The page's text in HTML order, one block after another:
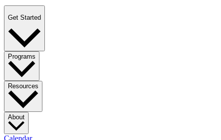
Get Started​​​​‌ ‍ ​‍​‍‌‍ ‌ ​‍‌‍‍‌‌‍‌ ‌‍‍‌‌‍ ‍​‍​‍​ ‍‍​‍​‍‌ ​ ‌‍​‌‌‍ ‍‌‍‍‌‌ ‌​‌ ‍‌​‍ ‍‌‍‍‌‌‍ ​‍​‍​‍ ​​‍​‍‌‍‍​‌ ​‍‌‍‌‌‌‍‌‍​‍​‍​ ‍‍​‍​‍‌‍‍​‌ ‌​‌ ‌​‌ ​​​ ‍‍​‍ ​‍ ‌‍ ​‌‍ ‌‍​ ‌‍​‌‌‍ ​‌‍‍​‌‍ ‌ ​ ‌ ‌​​ ‍‍​ ​ ​ ​ ​ ​ ​ ​ ​‍ ‌‍‍‌‌‍ ‍‌ ‌​‌‍‌‌‌‍ ‍‌ ‌​​‍ ‌‍‌‌‌‍‌​‌‍‍‌‌ ‌​​‍ ‌‍ ‌‌‍ ‌‍‌​‌‍‌‌​ ‌‌ ​​‌ ​‍‌‍‌‌‌ ​ ‌‍‌‌‌‍ ‍‌ ‌​‌‍​‌‌ ‌​‌‍‍‌‌‍ ‌‍ ‍​ ‍ ‌‍‍‌‌‍‌​​ ‌‌ ​ ‌‍‍‌‌ ‌​‌‍‌‌‌​‍​‌‍‌‌‌‍​‌‌‍‌​‌‍‌‌‌ ​‍​ ‍ ‌ ‌​‌ ‍‌‌ ​​‌‍‌‌​ ‌‌‍‍​‌‍‌‌‌‍​‌‌‍‌​‌‍‌‌‌ ​‍​ ‍ ‌ ​​‌‍​‌‌ ‌​‌‍‍​​ ‌‌‍‌ ‌‍‌‌‌ ‌​‌‌​ ‌ ‌​‌‍​‌‌ ​‍‌ ‌​‌‍‌‌‌‍‌​‌​ ‌‌‍‌‌‌‍ ‍‌ ‌‌​‍ ‍‌‍​‍‌ ‌​‌‍ ‍‌‌‌​‌‍‌‌‌ ‍​‌ ‌​​ ‌‍​‍‌‍​‌‌ ​ ‌‍‌‌‌‌‌‌‌ ​‍‌‍ ​​ ‌‌‍‍​‌ ‌​‌ ‌​‌ ​​​‍‌‌​ ​ ‌​​‌​‍‌‌​ ​‍‌​‌‍​‍‌‌​ ​‍‌​‌‍‌‍ ​‌‍ ‌‍​ ‌‍​‌‌‍ ​‌‍‍​‌‍ ‌ ​ ‌ ‌​​‍‌‌​ ​ ‌​​‌​ ​ ​ ​ ​ ​ ​ ​ ​‍‌‍‌‍‍‌‌‍‌​​ ‌‌ ​ ‌‍‍‌‌ ‌​‌‍‌‌‌​‍​‌‍‌‌‌‍​‌‌‍‌​‌‍‌‌‌ ​‍​‍‌‍‌ ‌​‌ ‍‌‌ ​​‌‍‌‌​ ‌‌‍‍​‌‍‌‌‌‍​‌‌‍‌​‌‍‌‌‌ ​‍​‍‌‍‌ ​​‌‍​‌‌ ‌​‌‍‍​​ ‌‌‍‌ ‌‍‌‌‌ ‌​‌‌​ ‌ ‌​‌‍​‌‌ ​‍‌ ‌​‌‍‌‌‌‍‌​‌​ ‌‌‍‌‌‌‍ ‍‌ ‌‌​‍ ‍‌‍​‍‌ ‌​‌‍ ‍‌‌‌​‌‍‌‌‌ ‍​‌ ‌​​‍‌‍‌ ​​‌‍‌‌‌ ​‍‌ ​ ‌ ​​‌‍‌‌‌‍​ ‌ ‌​‌‍‍‌‌ ‌‍‌‍‌‌​ ‌‌ ​​‌ ‌‌‌‍​‍‌‍ ​‌‍‍‌‌ ​ ‌‍‍​‌‍‌‌‌‍‌​​‍​‍‌ ‌
Programs​​​​‌ ‍ ​‍​‍‌‍ ‌ ​‍‌‍‍‌‌‍‌ ‌‍‍‌‌‍ ‍​‍​‍​ ‍‍​‍​‍‌ ​ ‌‍​‌‌‍ ‍‌‍‍‌‌ ‌​‌ ‍‌​‍ ‍‌‍‍‌‌‍ ​‍​‍​‍ ​​‍​‍‌‍‍​‌ ​‍‌‍‌‌‌‍‌‍​‍​‍​ ‍‍​‍​‍‌‍‍​‌ ‌​‌ ‌​‌ ​​​ ‍‍​‍ ​‍ ‌‍ ​‌‍ ‌‍​ ‌‍​‌‌‍ ​‌‍‍​‌‍ ‌ ​ ‌ ‌​​ ‍‍​ ​ ​ ​ ​ ​ ​ ​ ​‍ ‌‍‍‌‌‍ ‍‌ ‌​‌‍‌‌‌‍ ‍‌ ‌​​‍ ‌‍‌‌‌‍‌​‌‍‍‌‌ ‌​​‍ ‌‍ ‌‌‍ ‌‍‌​‌‍‌‌​ ‌‌ ​​‌ ​‍‌‍‌‌‌ ​ ‌‍‌‌‌‍ ‍‌ ‌​‌‍​‌‌ ‌​‌‍‍‌‌‍ ‌‍ ‍​ ‍ ‌‍‍‌‌‍‌​​ ‌‌ ​ ‌‍‍‌‌ ‌​‌‍‌‌‌​‍​‌‍‌‌‌‍​‌‌‍‌​‌‍‌‌‌ ​‍​ ‍ ‌ ‌​‌ ‍‌‌ ​​‌‍‌‌​ ‌‌‍‍​‌‍‌‌‌‍​‌‌‍‌​‌‍‌‌‌ ​‍​ ‍ ‌ ​​‌‍​‌‌ ‌​‌‍‍​​ ‌‌‍ ​‌‍‌‌‌‍‌‍‌ ‌​‌​ ‌‌‍‌‌‌‍ ‍‌ ‌‌‌ ​ ​‍‌‌​ ‌‌‌​​‍‌‌ ‌‍‍ ‌‍‌‌‌ ‍‌​‍‌‌​ ​ ‌​‌​​‍‌‌​ ​ ‌​‌​​‍‌‌​ ​‍​ ​‍​ ​ ‌‍‌​​ ‌​​ ​‌‌‍‌‌​ ‌​​ ​​​ ‌​‌‍‌‌‌‍‌​​ ​​​ ​​​‍‌‌​ ​‍​ ​‍​‍‌‌​ ‌‌‌​‌​​‍ ‍‌ ‌​‌‍‌‌‌ ‍​‌ ‌​​ ‌‍​‍‌‍​‌‌ ​ ‌‍‌‌‌‌‌‌‌ ​‍‌‍ ​​ ‌‌‍‍​‌ ‌​‌ ‌​‌ ​​​‍‌‌​ ​ ‌​​‌​‍‌‌​ ​‍‌​‌‍​‍‌‌​ ​‍‌​‌‍‌‍ ​‌‍ ‌‍​ ‌‍​‌‌‍ ​‌‍‍​‌‍ ‌ ​ ‌ ‌​​‍‌‌​ ​ ‌​​‌​ ​ ​ ​ ​ ​ ​ ​ ​‍‌‍‌‍‍‌‌‍‌​​ ‌‌ ​ ‌‍‍‌‌ ‌​‌‍‌‌‌​‍​‌‍‌‌‌‍​‌‌‍‌​‌‍‌‌‌ ​‍​‍‌‍‌ ‌​‌ ‍‌‌ ​​‌‍‌‌​ ‌‌‍‍​‌‍‌‌‌‍​‌‌‍‌​‌‍‌‌‌ ​‍​‍‌‍‌ ​​‌‍​‌‌ ‌​‌‍‍​​ ‌‌‍ ​‌‍‌‌‌‍‌‍‌ ‌​‌​ ‌‌‍‌‌‌‍ ‍‌ ‌‌‌ ​ ​‍‌‌​ ‌‌‌​​‍‌‌ ‌‍‍ ‌‍‌‌‌ ‍‌​‍‌‌​ ​ ‌​‌​​‍‌‌​ ​ ‌​‌​​‍‌‌​ ​‍​ ​‍​ ​ ‌‍‌​​ ‌​​ ​‌‌‍‌‌​ ‌​​ ​​​ ‌​‌‍‌‌‌‍‌​​ ​​​ ​​​‍‌‌​ ​‍​ ​‍​‍‌‌​ ‌‌‌​‌​​‍ ‍‌ ‌​‌‍‌‌‌ ‍​‌ ‌​​‍‌‍‌ ​​‌‍‌‌‌ ​‍‌ ​ ‌ ​​‌‍‌‌‌‍​ ‌ ‌​‌‍‍‌‌ ‌‍‌‍‌‌​ ‌‌ ​​‌ ‌‌‌‍​‍‌‍ ​‌‍‍‌‌ ​ ‌‍‍​‌‍‌‌‌‍‌​​‍​‍‌ ‌
Resources​​​​‌ ‍ ​‍​‍‌‍ ‌ ​‍‌‍‍‌‌‍‌ ‌‍‍‌‌‍ ‍​‍​‍​ ‍‍​‍​‍‌ ​ ‌‍​‌‌‍ ‍‌‍‍‌‌ ‌​‌ ‍‌​‍ ‍‌‍‍‌‌‍ ​‍​‍​‍ ​​‍​‍‌‍‍​‌ ​‍‌‍‌‌‌‍‌‍​‍​‍​ ‍‍​‍​‍‌‍‍​‌ ‌​‌ ‌​‌ ​​​ ‍‍​‍ ​‍ ‌‍ ​‌‍ ‌‍​ ‌‍​‌‌‍ ​‌‍‍​‌‍ ‌ ​ ‌ ‌​​ ‍‍​ ​ ​ ​ ​ ​ ​ ​ ​‍ ‌‍‍‌‌‍ ‍‌ ‌​‌‍‌‌‌‍ ‍‌ ‌​​‍ ‌‍‌‌‌‍‌​‌‍‍‌‌ ‌​​‍ ‌‍ ‌‌‍ ‌‍‌​‌‍‌‌​ ‌‌ ​​‌ ​‍‌‍‌‌‌ ​ ‌‍‌‌‌‍ ‍‌ ‌​‌‍​‌‌ ‌​‌‍‍‌‌‍ ‌‍ ‍​ ‍ ‌‍‍‌‌‍‌​​ ‌‌ ​ ‌‍‍‌‌ ‌​‌‍‌‌‌​‍​‌‍‌‌‌‍​‌‌‍‌​‌‍‌‌‌ ​‍​ ‍ ‌ ‌​‌ ‍‌‌ ​​‌‍‌‌​ ‌‌‍‍​‌‍‌‌‌‍​‌‌‍‌​‌‍‌‌‌ ​‍​ ‍ ‌ ​​‌‍​‌‌ ‌​‌‍‍​​ ‌‌‍ ​‌‍‌‌‌‍‌‍‌ ‌​‌​ ‌‌‍‌‌‌‍ ‍‌ ‌‌‌ ​ ​‍‌‌​ ‌‌‌​​‍‌‌ ‌‍‍ ‌‍‌‌‌ ‍‌​‍‌‌​ ​ ‌​‌​​‍‌‌​ ​ ‌​‌​​‍‌‌​ ​‍​ ​‍‌‍‌‍‌‍‌‍​ ‌​​ ‌‌‌‍‌‌​ ​ ‌‍‌‌‌‍​‌‌‍​ ​ ‍‌‌‍​ ​ ‍‌​‍‌‌​ ​‍​ ​‍​‍‌‌​ ‌‌‌​‌​​‍ ‍‌ ‌​‌‍‌‌‌ ‍​‌ ‌​​ ‌‍​‍‌‍​‌‌ ​ ‌‍‌‌‌‌‌‌‌ ​‍‌‍ ​​ ‌‌‍‍​‌ ‌​‌ ‌​‌ ​​​‍‌‌​ ​ ‌​​‌​‍‌‌​ ​‍‌​‌‍​‍‌‌​ ​‍‌​‌‍‌‍ ​‌‍ ‌‍​ ‌‍​‌‌‍ ​‌‍‍​‌‍ ‌ ​ ‌ ‌​​‍‌‌​ ​ ‌​​‌​ ​ ​ ​ ​ ​ ​ ​ ​‍‌‍‌‍‍‌‌‍‌​​ ‌‌ ​ ‌‍‍‌‌ ‌​‌‍‌‌‌​‍​‌‍‌‌‌‍​‌‌‍‌​‌‍‌‌‌ ​‍​‍‌‍‌ ‌​‌ ‍‌‌ ​​‌‍‌‌​ ‌‌‍‍​‌‍‌‌‌‍​‌‌‍‌​‌‍‌‌‌ ​‍​‍‌‍‌ ​​‌‍​‌‌ ‌​‌‍‍​​ ‌‌‍ ​‌‍‌‌‌‍‌‍‌ ‌​‌​ ‌‌‍‌‌‌‍ ‍‌ ‌‌‌ ​ ​‍‌‌​ ‌‌‌​​‍‌‌ ‌‍‍ ‌‍‌‌‌ ‍‌​‍‌‌​ ​ ‌​‌​​‍‌‌​ ​ ‌​‌​​‍‌‌​ ​‍​ ​‍‌‍‌‍‌‍‌‍​ ‌​​ ‌‌‌‍‌‌​ ​ ‌‍‌‌‌‍​‌‌‍​ ​ ‍‌‌‍​ ​ ‍‌​‍‌‌​ ​‍​ ​‍​‍‌‌​ ‌‌‌​‌​​‍ ‍‌ ‌​‌‍‌‌‌ ‍​‌ ‌​​‍‌‍‌ ​​‌‍‌‌‌ ​‍‌ ​ ‌ ​​‌‍‌‌‌‍​ ‌ ‌​‌‍‍‌‌ ‌‍‌‍‌‌​ ‌‌ ​​‌ ‌‌‌‍​‍‌‍ ​‌‍‍‌‌ ​ ‌‍‍​‌‍‌‌‌‍‌​​‍​‍‌ ‌
About​​​​‌ ‍ ​‍​‍‌‍ ‌ ​‍‌‍‍‌‌‍‌ ‌‍‍‌‌‍ ‍​‍​‍​ ‍‍​‍​‍‌ ​ ‌‍​‌‌‍ ‍‌‍‍‌‌ ‌​‌ ‍‌​‍ ‍‌‍‍‌‌‍ ​‍​‍​‍ ​​‍​‍‌‍‍​‌ ​‍‌‍‌‌‌‍‌‍​‍​‍​ ‍‍​‍​‍‌‍‍​‌ ‌​‌ ‌​‌ ​​​ ‍‍​‍ ​‍ ‌‍ ​‌‍ ‌‍​ ‌‍​‌‌‍ ​‌‍‍​‌‍ ‌ ​ ‌ ‌​​ ‍‍​ ​ ​ ​ ​ ​ ​ ​ ​‍ ‌‍‍‌‌‍ ‍‌ ‌​‌‍‌‌‌‍ ‍‌ ‌​​‍ ‌‍‌‌‌‍‌​‌‍‍‌‌ ‌​​‍ ‌‍ ‌‌‍ ‌‍‌​‌‍‌‌​ ‌‌ ​​‌ ​‍‌‍‌‌‌ ​ ‌‍‌‌‌‍ ‍‌ ‌​‌‍​‌‌ ‌​‌‍‍‌‌‍ ‌‍ ‍​ ‍ ‌‍‍‌‌‍‌​​ ‌‌ ​ ‌‍‍‌‌ ‌​‌‍‌‌‌​‍​‌‍‌‌‌‍​‌‌‍‌​‌‍‌‌‌ ​‍​ ‍ ‌ ‌​‌ ‍‌‌ ​​‌‍‌‌​ ‌‌‍‍​‌‍‌‌‌‍​‌‌‍‌​‌‍‌‌‌ ​‍​ ‍ ‌ ​​‌‍​‌‌ ‌​‌‍‍​​ ‌‌ ​‍‌‍‍‌‌‍‌ ‌‍‍​‌ ‌​‌​ ‌‌‍‌‌‌‍ ‍‌ ‌‌‌ ​ ​‍‌‌​ ‌‌‌​​‍‌‌ ‌‍‍ ‌‍‌‌‌ ‍‌​‍‌‌​ ​ ‌​‌​​‍‌‌​ ​ ‌​‌​​‍‌‌​ ​‍​ ​‍​ ​‌​ ‌​​ ​ ‌‍​ ​ ‌‍‌‍​ ​ ‌ ​ ‌ ‌‍​‌‌‍‌‍​ ‌‍‌‍‌​​‍‌‌​ ​‍​ ​‍​‍‌‌​ ‌‌‌​‌​​‍ ‍‌ ‌​‌‍‌‌‌ ‍​‌ ‌​​ ‌‍​‍‌‍​‌‌ ​ ‌‍‌‌‌‌‌‌‌ ​‍‌‍ ​​ ‌‌‍‍​‌ ‌​‌ ‌​‌ ​​​‍‌‌​ ​ ‌​​‌​‍‌‌​ ​‍‌​‌‍​‍‌‌​ ​‍‌​‌‍‌‍ ​‌‍ ‌‍​ ‌‍​‌‌‍ ​‌‍‍​‌‍ ‌ ​ ‌ ‌​​‍‌‌​ ​ ‌​​‌​ ​ ​ ​ ​ ​ ​ ​ ​‍‌‍‌‍‍‌‌‍‌​​ ‌‌ ​ ‌‍‍‌‌ ‌​‌‍‌‌‌​‍​‌‍‌‌‌‍​‌‌‍‌​‌‍‌‌‌ ​‍​‍‌‍‌ ‌​‌ ‍‌‌ ​​‌‍‌‌​ ‌‌‍‍​‌‍‌‌‌‍​‌‌‍‌​‌‍‌‌‌ ​‍​‍‌‍‌ ​​‌‍​‌‌ ‌​‌‍‍​​ ‌‌ ​‍‌‍‍‌‌‍‌ ‌‍‍​‌ ‌​‌​ ‌‌‍‌‌‌‍ ‍‌ ‌‌‌ ​ ​‍‌‌​ ‌‌‌​​‍‌‌ ‌‍‍ ‌‍‌‌‌ ‍‌​‍‌‌​ ​ ‌​‌​​‍‌‌​ ​ ‌​‌​​‍‌‌​ ​‍​ ​‍​ ​‌​ ‌​​ ​ ‌‍​ ​ ‌‍‌‍​ ​ ‌ ​ ‌ ‌‍​‌‌‍‌‍​ ‌‍‌‍‌​​‍‌‌​ ​‍​ ​‍​‍‌‌​ ‌‌‌​‌​​‍ ‍‌ ‌​‌‍‌‌‌ ‍​‌ ‌​​‍‌‍‌ ​​‌‍‌‌‌ ​‍‌ ​ ‌ ​​‌‍‌‌‌‍​ ‌ ‌​‌‍‍‌‌ ‌‍‌‍‌‌​ ‌‌ ​​‌ ‌‌‌‍​‍‌‍ ​‌‍‍‌‌ ​ ‌‍‍​‌‍‌‌‌‍‌​​‍​‍‌ ‌